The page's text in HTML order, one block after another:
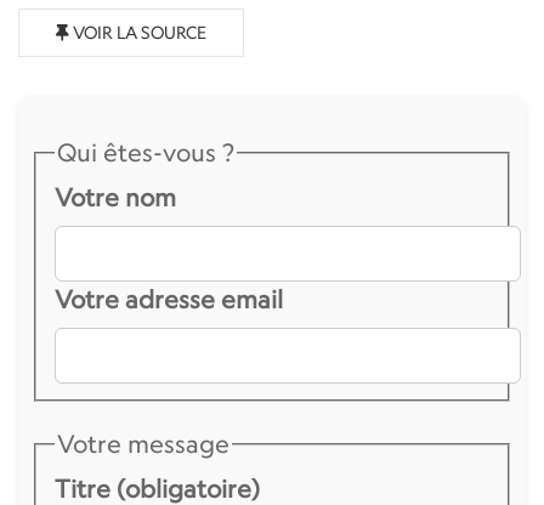
VOIR LA SOURCE
Qui êtes-vous ?
Votre nom
Votre adresse email
Votre message
Titre (obligatoire)